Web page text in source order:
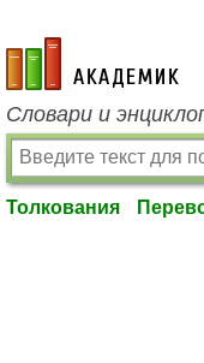
academic.ru
Словари и
Толкования